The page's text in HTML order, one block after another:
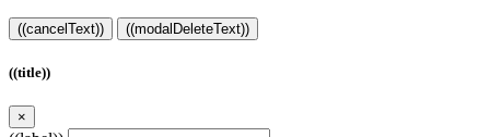
((cancelText)) ((modalDeleteText))
((title))
×